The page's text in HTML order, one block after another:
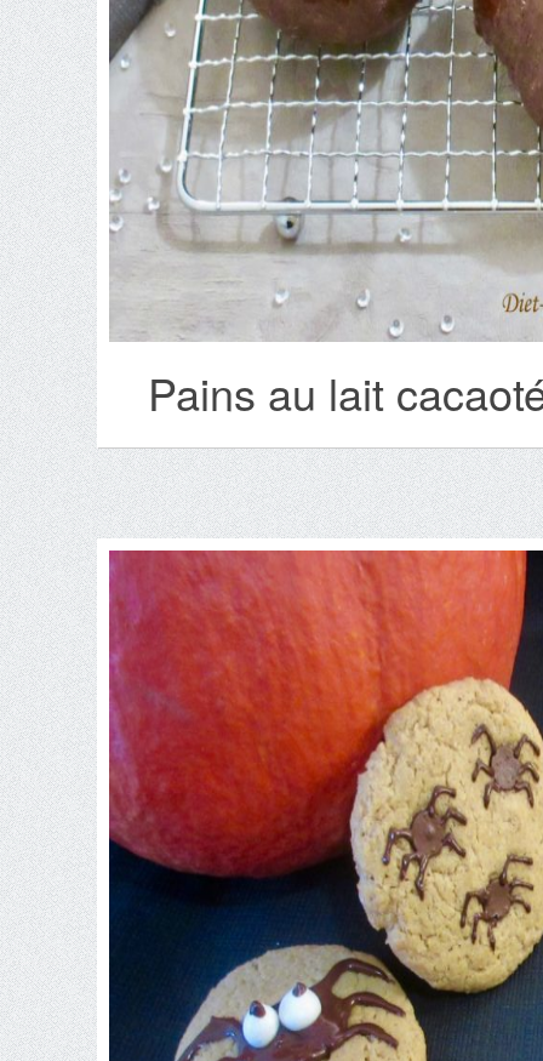
Pains au lait